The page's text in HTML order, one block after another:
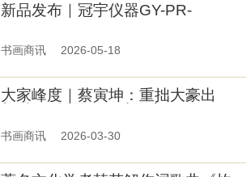
新品发布｜冠宇仪器GY-PR-
重磅上市
书画商讯 2026-05-18
大家峰度｜蔡寅坤：重拙大豪出
书画商讯 2026-03-30